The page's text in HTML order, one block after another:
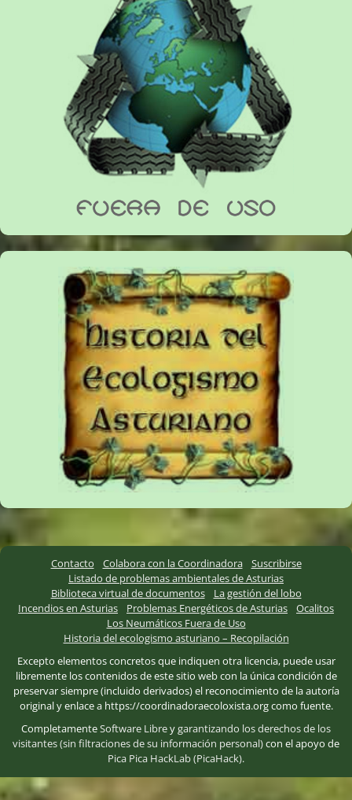
Contacto Colabora con la Coordinadora
Suscribirse
Listado de problemas ambientales de Asturias
Biblioteca virtual de documentos
La gestión del lobo
Incendios en Asturias
Problemas Energéticos de Asturias
Ocalitos
Los Neumáticos Fuera de Uso
Historia del ecologismo asturiano – Recopilación
Excepto elementos concretos que indiquen otra licencia, puede usar
libremente los contenidos de este sitio web con la única condición de
preservar siempre (incluido derivados) el reconocimiento de la autoría
original y enlace a https://coordinadoraecoloxista.org como fuente.
CompletamenteSoftware Libreygarantizando los derechos de los
visitantes (sin filtraciones de su información personal)con el apoyo de
Pica Pica HackLab (PicaHack).